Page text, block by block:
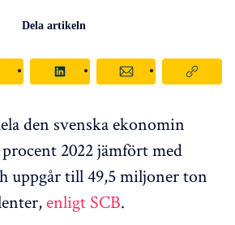
Dela artikeln
den svenska ekonomin
2022 jämfört med
uppgår till 49,5 miljoner ton
enligt SCB.